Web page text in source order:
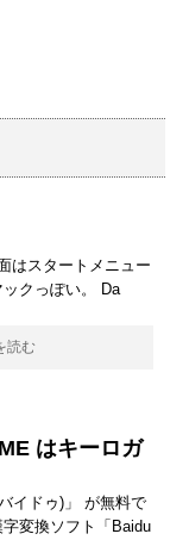
はスタートメニュー
クっぽい。 Da
読む
はキーロガ
イドゥ)」 が無料で
変換ソフト「Baidu